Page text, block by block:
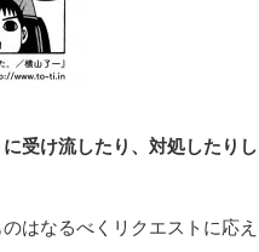
受け流したり、対処したりし
はなるべくリクエストに応え